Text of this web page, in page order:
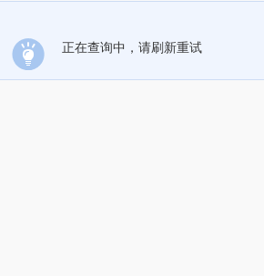
正在查询中，请刷新重试